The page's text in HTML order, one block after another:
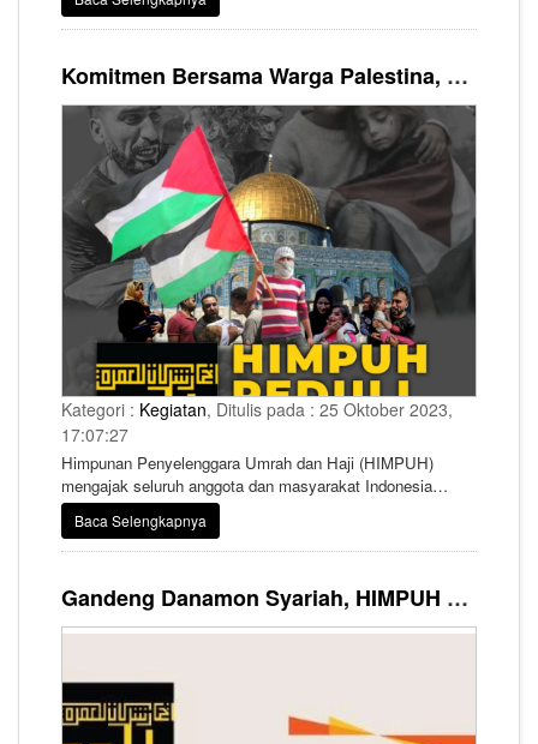
Yerussalem.
Komitmen Bersama Warga Palestina, HIMPUH Galang Donasi untuk Para Korban
Kategori : Kegiatan, Ditulis pada : 25 Oktober 2023,
17:07:27
Himpunan Penyelenggara Umrah dan Haji (HIMPUH)
mengajak seluruh anggota dan masyarakat Indonesia
secara luas untuk ikut berkontribusi meringankan
penderitaan warga Palestina.
Baca Selengkapnya
Gandeng Danamon Syariah, HIMPUH Fasilitas Pembiayaan Maktab Haji untuk Anggota, Begini Syaratnya